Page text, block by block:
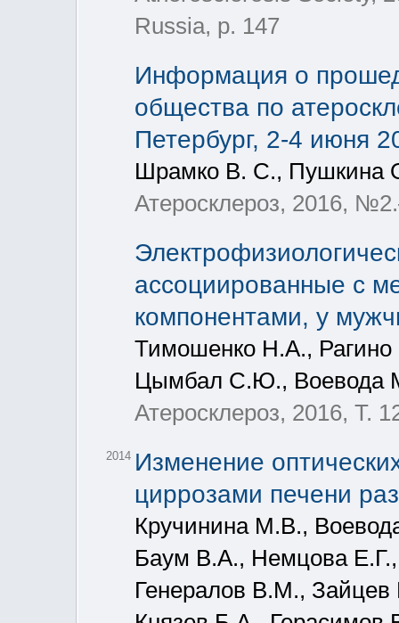
Russia, p. 147
Информация о
общества по
Петербург, 2-4 июня
Шрамко В. С., Пушкина
Атеросклероз, 2016,
ассоциированные с
компонентами, у
Тимошенко Н.А.,
Цымбал С.Ю., Воевода
Атеросклероз, 2016, Т.
2014 Изменение
циррозами печени
Кручинина М.В.,
Баум В.А., Немцова
Генералов В.М.,